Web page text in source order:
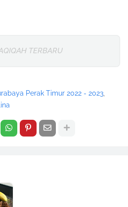
TERBARU
Perak Timur 2022 - 2023